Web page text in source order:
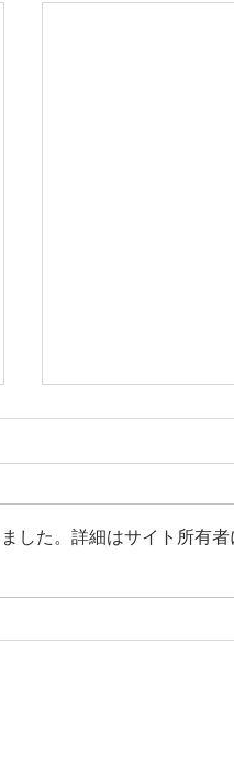
夏を快適に過ごす
した。詳細はサイト所有